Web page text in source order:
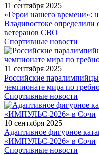
11 сентября 2025
«Герои нашего времени»:
Владивостоке определили
ветеранов СВО
Спортивные новости
11 сентября 2025
Российские
чемпионате мира по
Спортивные новости
10 сентября 2025
Адаптивное фигурное
«ИМПУЛЬС-2026» в Сочи
Спортивные новости